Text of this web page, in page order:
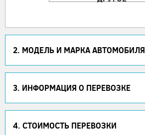
2. МОДЕЛЬ И МАРКА АВТОМОБИЛЯ
3. ИНФОРМАЦИЯ О ПЕРЕВОЗКЕ
4. СТОИМОСТЬ ПЕРЕВОЗКИ